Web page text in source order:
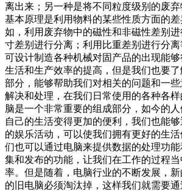
离出来；另一种是将不同粒度级别的废
基本原理是利用物料的某些性质方面的
如，利用废弃物中的磁性和非磁性差别
寸差别进行分离；利用比重差别进行分离
可设计制造各种机械对固产品的出现能
生活和生产效率的提高，但是我们也要
部分，能够帮助我们对相关的问题和一
解决和处理，在我们日常使用的各种各
脑是一个非常重要的组成部分，如今的
自己的生活变得更加的便利，我们也能
的娱乐活动，可以使我们拥有更好的生
们也可以通过电脑来提供数据的处理功
集和发布的功能，让我们在工作的过程
率。但是随着，电脑行业的不断发展，
的旧电脑必须淘汰掉，这样我们就需要